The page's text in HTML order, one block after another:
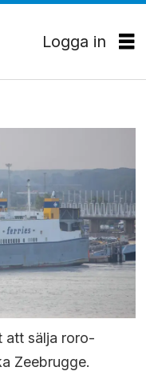
Logga in
att sälja roro-
Zeebrugge.